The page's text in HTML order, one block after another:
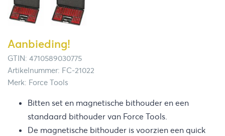
Aanbieding!
GTIN: 4710589030775
Artikelnummer: FC-21022
Merk: Force Tools
Bitten set en magnetische bithouder en een
standaard bithouder van Force Tools.
De magnetische bithouder is voorzien een quick